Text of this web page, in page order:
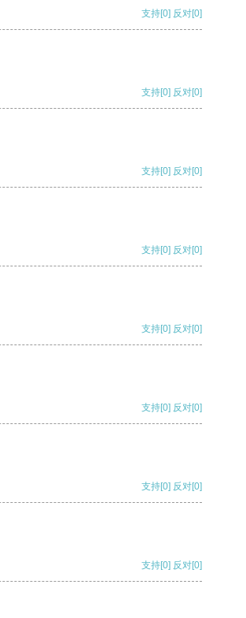
支持[0] 反对[0]
支持[0] 反对[0]
支持[0] 反对[0]
支持[0] 反对[0]
支持[0] 反对[0]
支持[0] 反对[0]
支持[0] 反对[0]
支持[0] 反对[0]